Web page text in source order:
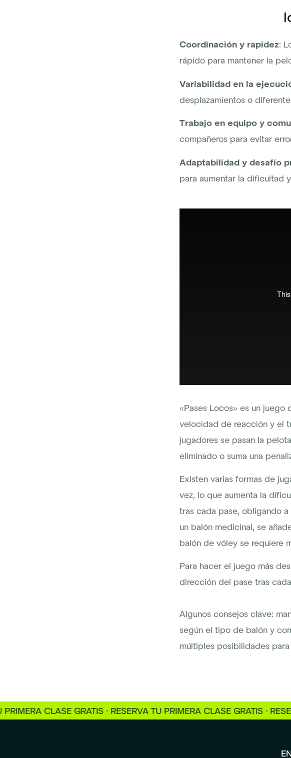
Coordinación y rapidez:
rápido para mantener la
Variabilidad en la
desplazamientos o
Trabajo en equipo y
compañeros para evitar
Adaptabilidad y desafío
para aumentar la dificultad
«Pases Locos» es un
velocidad de reacción y el
jugadores se pasan la
eliminado o suma una
Existen varias formas de
vez, lo que aumenta la
tras cada pase, obligando
un balón medicinal, se
balón de vóley se requiere
Para hacer el juego más
dirección del pase tras
Algunos consejos clave:
según el tipo de balón y
múltiples posibilidades
CLASE GRATIS · RESERVA TU PRIMERA CLASE GRATIS ·